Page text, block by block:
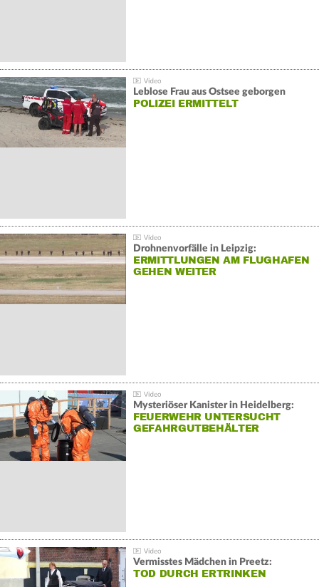
Leblose Frau aus Ostsee geborgen
POLIZEI ERMITTELT
Drohnenvorfälle in Leipzig:
ERMITTLUNGEN AM FLUGHAFEN
GEHEN WEITER
Mysteriöser Kanister in Heidelberg:
FEUERWEHR UNTERSUCHT
GEFAHRGUTBEHÄLTER
Vermisstes Mädchen in Preetz:
TOD DURCH ERTRINKEN